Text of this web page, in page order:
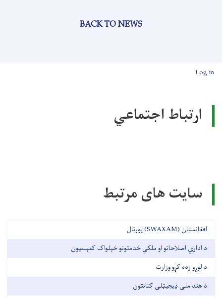
BACK TO NEWS
User account menu
Log in
ارتباط اجتماعي
سایت های مرتبط
افغانستان (SWAXAM) پورتال
د اداري اصلاحاتو او ملکي خدمتونو خپلواک کمېسیون
د لوړو زده کړو وزارت
د هند ملی ډیجیټلی کتابتون